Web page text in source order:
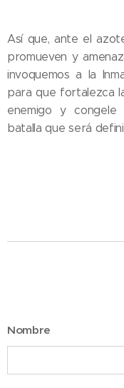
Así que, ante el
promueven y
invoquemos a la
para que fortalezca
enemigo y
batalla que será
Nombre